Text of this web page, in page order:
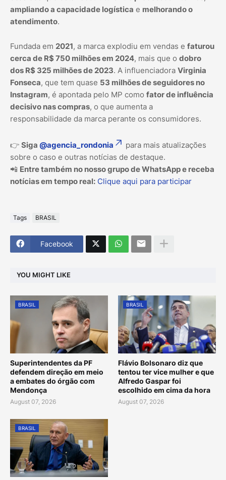
ampliando a capacidade logística e melhorando o
atendimento.
Fundada em 2021, a marca explodiu em vendas e faturou
cerca de R$ 750 milhões em 2024, mais que o dobro
dos R$ 325 milhões de 2023. A influenciadora Virginia
Fonseca, que tem quase 53 milhões de seguidores no
Instagram, é apontada pelo MP como fator de influência
decisivo nas compras, o que aumenta a
responsabilidade da marca perante os consumidores.
👉 Siga @agencia_rondonia
para mais atualizações
sobre o caso e outras notícias de destaque.
📲 Entre também no nosso grupo de WhatsApp e receba
notícias em tempo real: Clique aqui para participar
Tags BRASIL
Facebook
YOU MIGHT LIKE
BRASIL
Superintendentes da PF
defendem direção em meio
a embates do órgão com
Mendonça
August 07, 2026
BRASIL
Flávio Bolsonaro diz que
tentou ter vice mulher e que
Alfredo Gaspar foi
escolhido em cima da hora
August 07, 2026
BRASIL